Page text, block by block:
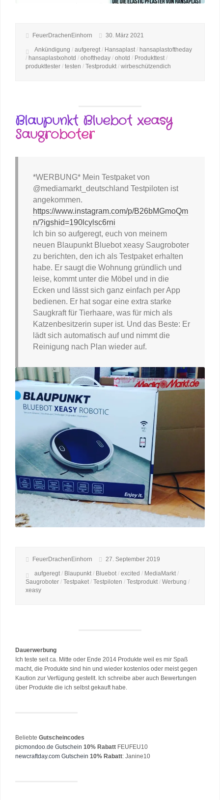
FeuerDrachenEinhorn 30. März 2021
Ankündigung / aufgeregt / Hansaplast / hansaplastoftheday
/ hansaplastxohotd / ohoftheday / ohotd / Produkttest /
produkttester / testen / Testprodukt / wirbeschützendich
Blaupunkt Bluebot xeasy
Saugroboter
*WERBUNG* Mein Testpaket von
@mediamarkt_deutschland Testpiloten ist
angekommen.
https://www.instagram.com/p/B26bMGmoQm
n/?igshid=190lcylsc6rni
Ich bin so aufgeregt, euch von meinem
neuen Blaupunkt Bluebot xeasy Saugroboter
zu berichten, den ich als Testpaket erhalten
habe. Er saugt die Wohnung gründlich und
leise, kommt unter die Möbel und in die
Ecken und lässt sich ganz einfach per App
bedienen. Er hat sogar eine extra starke
Saugkraft für Tierhaare, was für mich als
Katzenbesitzerin super ist. Und das Beste: Er
lädt sich automatisch auf und nimmt die
Reinigung nach Plan wieder auf.
FeuerDrachenEinhorn 27. September 2019
aufgeregt / Blaupunkt / Bluebot / excited / MediaMarkt /
Saugroboter / Testpaket / Testpiloten / Testprodukt / Werbung /
xeasy
Dauerwerbung
Ich teste seit ca. Mitte oder Ende 2014 Produkte weil es mir Spaß
macht, die Produkte sind hin und wieder kostenlos oder meist gegen
Kaution zur Verfügung gestellt. Ich schreibe aber auch Bewertungen
über Produkte die ich selbst gekauft habe.
Beliebte Gutscheincodes
picmondoo.de Gutschein 10% Rabatt FEUFEU10
newcraftday.com Gutschein 10% Rabatt: Janine10